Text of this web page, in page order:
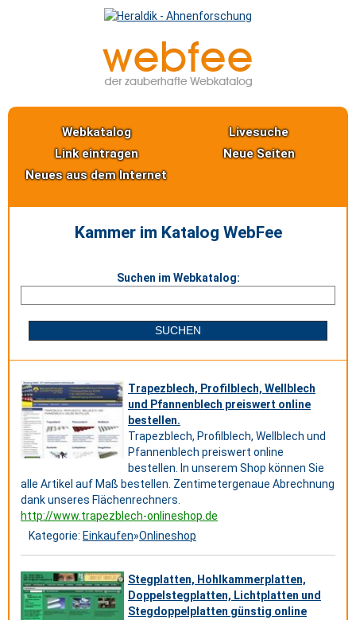
Webkatalog
Livesuche
Link eintragen
Neue Seiten
Neues aus dem Internet
Kammer im Katalog WebFee
Suchen im Webkatalog:
Trapezblech, Profilblech, Wellblech
und Pfannenblech preiswert online
bestellen.
Trapezblech, Profilblech, Wellblech und
Pfannenblech preiswert online
bestellen. In unserem Shop können Sie
alle Artikel auf Maß bestellen. Zentimetergenaue Abrechnung
dank unseres Flächenrechners.
http://www.trapezblech-onlineshop.de
Kategorie: Einkaufen»Onlineshop
Stegplatten, Hohlkammerplatten,
Doppelstegplatten, Lichtplatten und
Stegdoppelplatten günstig online